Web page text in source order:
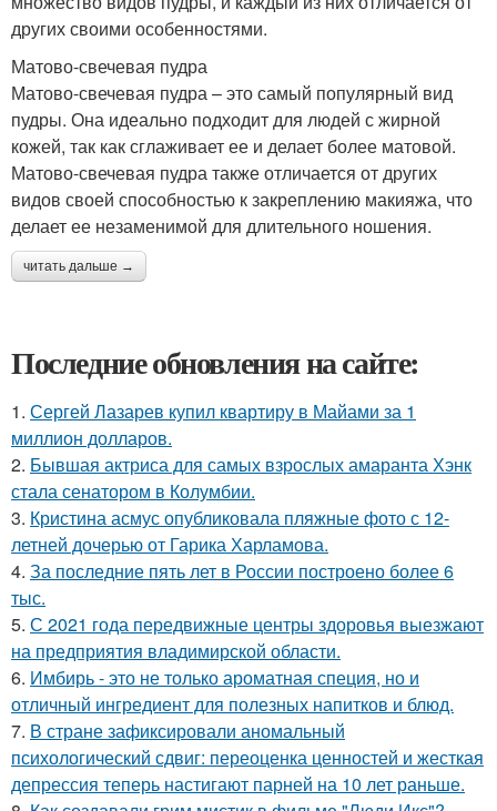
других своими особенностями.
Матово-свечевая пудра
Матово-свечевая пудра – это самый популярный вид
пудры. Она идеально подходит для людей с жирной
кожей, так как сглаживает ее и делает более матовой.
Матово-свечевая пудра также отличается от других
видов своей способностью к закреплению макияжа, что
делает ее незаменимой для длительного ношения.
читать дальше →
Последние обновления на сайте:
1. Сергей Лазарев купил квартиру в Майами за 1
миллион долларов.
2. Бывшая актриса для самых взрослых амаранта Хэнк
стала сенатором в Колумбии.
3. Кристина асмус опубликовала пляжные фото с 12-
летней дочерью от Гарика Харламова.
4. За последние пять лет в России построено более 6
тыс.
5. С 2021 года передвижные центры здоровья выезжают
на предприятия владимирской области.
6. Имбирь - это не только ароматная специя, но и
отличный ингредиент для полезных напитков и блюд.
7. В стране зафиксировали аномальный
психологический сдвиг: переоценка ценностей и жесткая
депрессия теперь настигают парней на 10 лет раньше.